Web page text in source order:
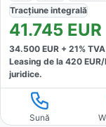
Tracțiune integrală
41.745 EUR
34.500 EUR + 21%
Leasing de la 420
juridice.
Sună